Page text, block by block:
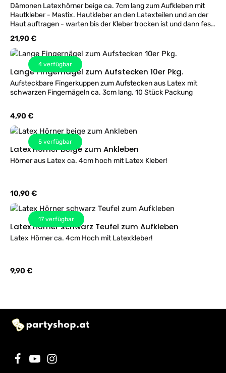
Dämonen Latexhörner beige ca. 7cm lang zum Aufkleben mit
Hautkleber - Mastix. Hautkleber an den Latexteilen und an der
Haut auftragen - warten bis der Kleber trocken ist und dann fest
Super Effekt. Lieferung ohne Hautkleber!
Regulärer Preis:
21,90 €
4 verfügbar
Lange Fingernägel zum Aufstecken 10er Pkg.
Aufsteckbare Fingerkuppen zum Aufstecken aus Latex mit
schwarzen Fingernägeln ca. 3cm lang. 10 Stück Packung
Regulärer Preis:
4,90 €
5 verfügbar
Latex Hörner beige zum Ankleben
Hörner aus Latex ca. 4cm hoch mit Latex Kleber!
Regulärer Preis:
10,90 €
17 verfügbar
Latex Hörner schwarz Teufel zum Aufkleben
Latex Hörner ca. 4cm Hoch mit Latexkleber!
Regulärer Preis:
9,90 €